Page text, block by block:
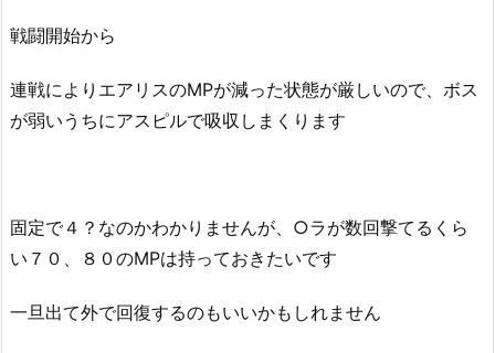
戦闘開始から
連戦によりエアリスのMPが減った状態が厳しいので、ボス
が弱いうちにアスピルで吸収しまくります
固定で４？なのかわかりませんが、○ラが数回撃てるくら
い７０、８０のMPは持っておきたいです
一旦出て外で回復するのもいいかもしれません